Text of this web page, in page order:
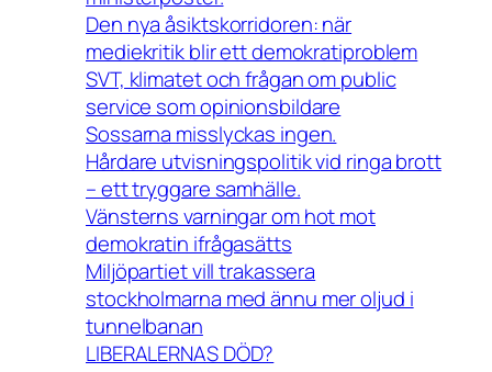
Den nya åsiktskorridoren: när
mediekritik blir ett demokratiproblem
SVT, klimatet och frågan om public
service som opinionsbildare
Sossarna misslyckas ingen.
Hårdare utvisningspolitik vid ringa brott
– ett tryggare samhälle.
Vänsterns varningar om hot mot
demokratin ifrågasätts
Miljöpartiet vill trakassera
stockholmarna med ännu mer oljud i
tunnelbanan
LIBERALERNAS DÖD?